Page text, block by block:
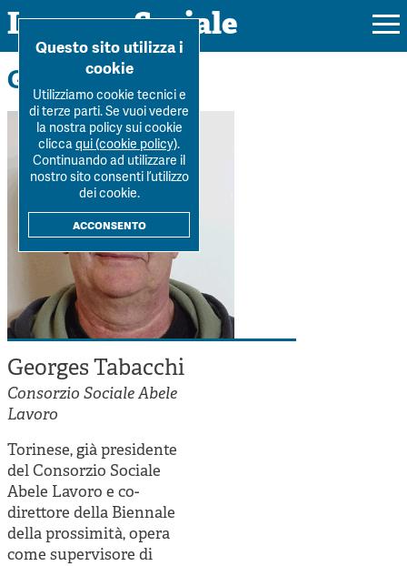
Impresa Sociale
Rivista
Ultimo numero
La Rivista
Submission
Colophon
Autori
Argomenti
Forum
Tutti gli articoli
Autori
Argomenti
Dossier
Tutti i dossier
Workshop Impresa Sociale 2021
Impresa sociale, reciprocità e sostenibilità
Innovazione sociale
Cooperative di comunità
Impresa sociale e democrazia
Acini di fuoco - Dossier Mezzogiorno
Valutazione e dintorni
Chi siamo
Contatti
Sostienici
Home Georges Tabacchi
Gli autori
Georges Tabacchi
Consorzio Sociale Abele
Lavoro
Torinese, già presidente
del Consorzio Sociale
Abele Lavoro e co-
direttore della Biennale
della prossimità, opera
come supervisore di
Questo sito utilizza i
cookie
Utilizziamo cookie tecnici e
di terze parti. Se vuoi vedere
la nostra policy sui cookie
cliccaqui (cookie policy).
Continuando ad utilizzare il
nostro sito consenti l’utilizzo
dei cookie.
acconsento